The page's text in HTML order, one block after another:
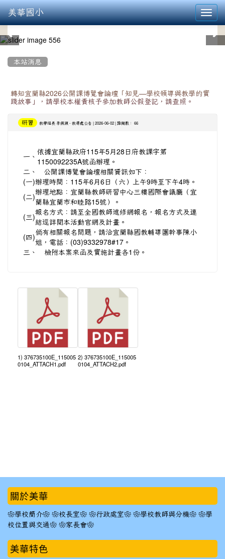
美華國小
本站消息
轉知宜蘭縣2026公開課博覽會論壇「知見—學校領導與教學的實
踐故事」，請學校本權責核予參加教師公假登記，請查照。
研習 教學組長 李佩穎 - 教導處公告 | 2026-06-02 | 點閱數： 66
一、 依據宜蘭縣政府115年5月28日府教課字第
1150092235A號函辦理。
二、
公開課博覽會論壇相關資訊如下：
(一)辦理時間：115年6月6日（六）上午9時至下午4時。
(二)辦理地點：宜蘭縣教師研習中心三樓國際會議廳（宜
蘭縣宜蘭市和睦路15號）。
(三)報名方式：請至全國教師進修網報名，報名方式及連
結逕詳閱本活動官網及計畫。
(四)倘有相關報名問題，請洽宜蘭縣國教輔導團幹事陳小
姐，電話：(03)9332978#17。
三、
檢附本案來函及實施計畫各1份。
1) 376735100E_115005
0104_ATTACH1.pdf
2) 376735100E_115005
0104_ATTACH2.pdf
::: 關於美華
❀學校簡介❀ ❀校長室❀ ❀行政處室❀ ❀學校教師與分機❀ ❀學
校位置與交通❀ ❀家長會❀
美華特色